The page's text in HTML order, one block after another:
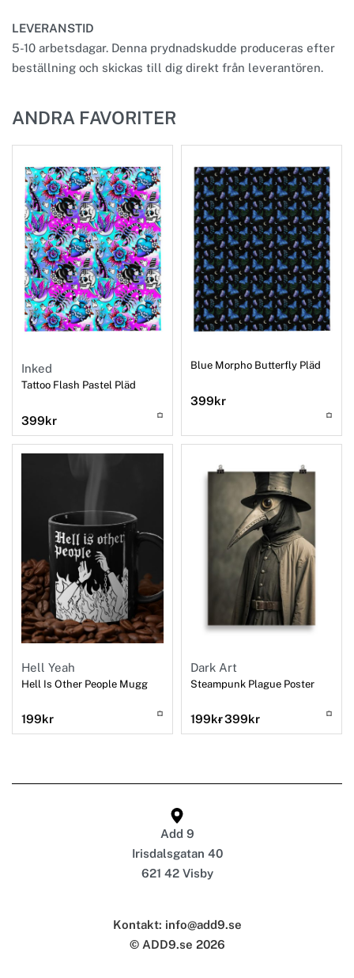
LEVERANSTID
5-10 arbetsdagar. Denna prydnadskudde produceras efter
beställning och skickas till dig direkt från leverantören.
ANDRA FAVORITER
Inked
Tattoo Flash Pastel Pläd
399kr
Blue Morpho Butterfly Pläd
399kr
Hell Yeah
Hell Is Other People Mugg
199kr
Dark Art
Steampunk Plague Poster
199kr399kr
Add 9
Irisdalsgatan 40
621 42 Visby
Kontakt: info@add9.se
© ADD9.se 2026